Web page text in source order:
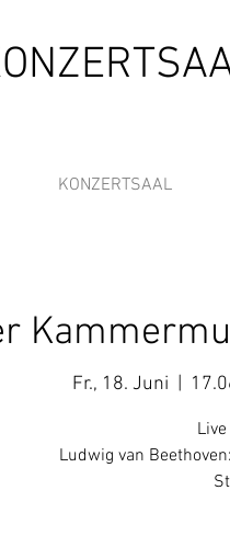
KONZERTSAAL
Fr., 18. Juni
  |
Ludwig van